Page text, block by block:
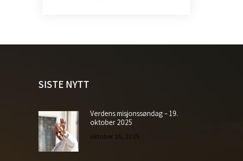
SISTE NYTT
Verdens misjonssøndag – 19.
oktober 2025
oktober 16, 2025